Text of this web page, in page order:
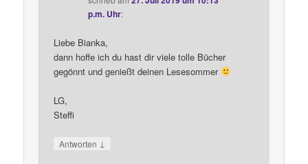
p.m. Uhr:
Liebe Bianka,
dann hoffe ich du hast dir viele tolle Bücher
gegönnt und genießt deinen Lesesommer
LG,
Steffi
Antworten ↓